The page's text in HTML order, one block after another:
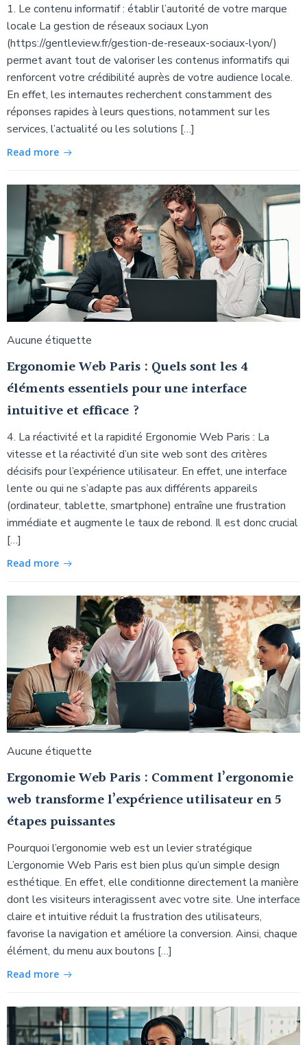
1. Le contenu informatif : établir l’autorité de votre marque
locale La gestion de réseaux sociaux Lyon
(https://gentleview.fr/gestion-de-reseaux-sociaux-lyon/)
permet avant tout de valoriser les contenus informatifs qui
renforcent votre crédibilité auprès de votre audience locale.
En effet, les internautes recherchent constamment des
réponses rapides à leurs questions, notamment sur les
services, l’actualité ou les solutions […]
Read more
Aucune étiquette
Ergonomie Web Paris : Quels sont les 4
éléments essentiels pour une interface
intuitive et efficace ?
4. La réactivité et la rapidité Ergonomie Web Paris : La
vitesse et la réactivité d’un site web sont des critères
décisifs pour l’expérience utilisateur. En effet, une interface
lente ou qui ne s’adapte pas aux différents appareils
(ordinateur, tablette, smartphone) entraîne une frustration
immédiate et augmente le taux de rebond. Il est donc crucial
[…]
Read more
Aucune étiquette
Ergonomie Web Paris : Comment l’ergonomie
web transforme l’expérience utilisateur en 5
étapes puissantes
Pourquoi l’ergonomie web est un levier stratégique
L’ergonomie Web Paris est bien plus qu’un simple design
esthétique. En effet, elle conditionne directement la manière
dont les visiteurs interagissent avec votre site. Une interface
claire et intuitive réduit la frustration des utilisateurs,
favorise la navigation et améliore la conversion. Ainsi, chaque
élément, du menu aux boutons […]
Read more